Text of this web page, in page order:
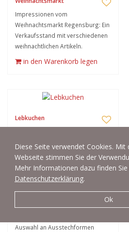
Diese Seite verwendet Cookies. Mit
Webseite stimmen Sie der
Mehr Informationen dazu finden
Datenschutzerklärung.
Ok
Impressionen vom
Weihnachtsmarkt Regensburg: Ein
Verkaufsstand mit verschiedenen
weihnachtlichen Artikeln.
in den Warenkorb legen
Lebkuchen
in den Warenkorb legen
Auswahl an Ausstechformen